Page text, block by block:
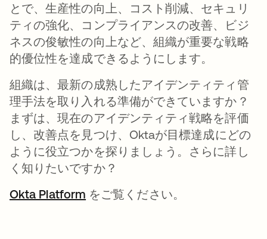
とで、生産性の向上、コスト削減、セキュリ
ティの強化、コンプライアンスの改善、ビジ
ネスの俊敏性の向上など、組織が重要な戦略
的優位性を達成できるようにします。
組織は、最新の成熟したアイデンティティ管
理手法を取り入れる準備ができていますか？
まずは、現在のアイデンティティ戦略を評価
し、改善点を見つけ、Oktaが目標達成にどの
ように役立つかを探りましょう。さらに詳し
く知りたいですか？
Okta Platform 新しいタブで開く
をご覧ください。